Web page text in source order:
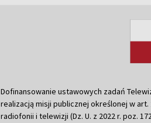
Dofinansowanie ustawowych zadań
realizacją misji publicznej określonej w art.
radiofonii i telewizji (Dz. U. z 2022 r. poz.